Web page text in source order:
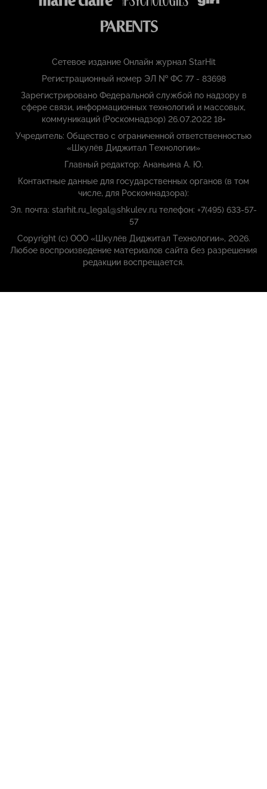
Сетевое издание Онлайн журнал StarHit
Регистрационный номер ЭЛ № ФС 77 - 83698
Зарегистрировано Федеральной службой по надзору в
сфере связи, информационных технологий и массовых,
коммуникаций (Роскомнадзор) 26.07.2022 18+
Учредитель: Общество с ограниченной ответственностью
«Шкулёв Диджитал Технологии»
Главный редактор: Ананьина А. Ю.
Контактные данные для государственных органов (в том
числе, для Роскомнадзора):
Эл. почта: starhit.ru_legal@shkulev.ru телефон: +7(495) 633-57-
57
Copyright (с) ООО «Шкулёв Диджитал Технологии», 2026.
Любое воспроизведение материалов сайта без разрешения
редакции воспрещается.